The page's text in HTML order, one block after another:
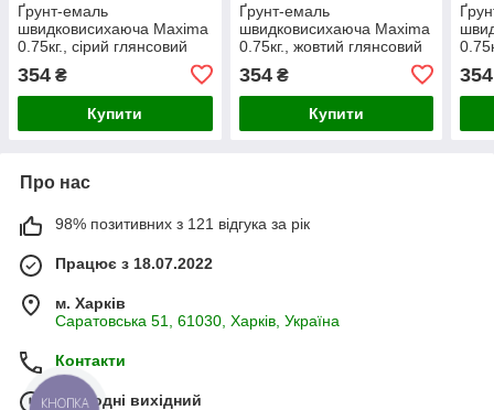
Ґрунт-емаль
швидковисихаюча Maxima
0.75кг., сірий глянсовий
354 ₴
Купити
Ґрунт-емаль
швидковисихаюча Maxima
0.75кг., жовтий глянсовий
354₴
Купити
354
Про нас
98% позитивних з 121 відгука за рік
Працює з 18.07.2022
м. Харків
Саратовська 51, 61030, Харків, Україна
Контакти
Сьогодні вихідний
КНОПКА